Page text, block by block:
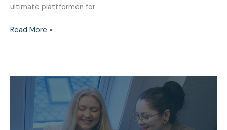
ultimate plattformen for
Read More »